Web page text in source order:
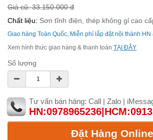
Giá cũ: 33.150.000 đ
Chất liệu: Sơn tĩnh điện, thép không gỉ cao
Giao hàng Toàn Quốc, Miễn phí lắp đặt nội thành HN
Xem hình thức giao hàng & thanh toán TẠI ĐÂY
Số lượng
Tư vấn bán hàng: Call | Zalo |
Đặt Hàng Online